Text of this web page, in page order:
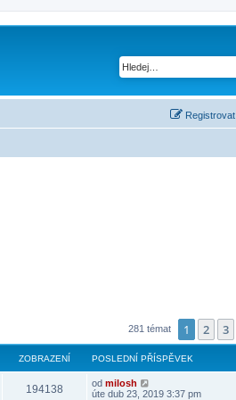
Registrovat
281 témat 1 2 3
ZOBRAZENÍ POSLEDNÍ PŘÍSPĚVEK
194138 od milosh
úte dub 23, 2019 3:37 pm